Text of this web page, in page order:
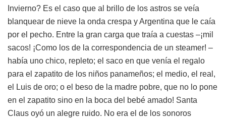
Invierno? Es el caso que al brillo de los astros se veía
blanquear de nieve la onda crespa y Argentina que le caía
por el pecho. Entre la gran carga que traía a cuestas –¡mil
sacos! ¡Como los de la correspondencia de un steamer! –
había uno chico, repleto; el saco en que venía el regalo
para el zapatito de los niños panameños; el medio, el real,
el Luis de oro; o el beso de la madre pobre, que no lo pone
en el zapatito sino en la boca del bebé amado! Santa
Claus oyó un alegre ruido. No era el de los sonoros